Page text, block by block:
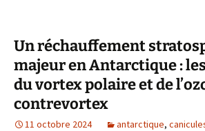
Un réchauffement
majeur en Antarctique :
du vortex polaire et de
contrevortex
11 octobre 2024 antarctique,